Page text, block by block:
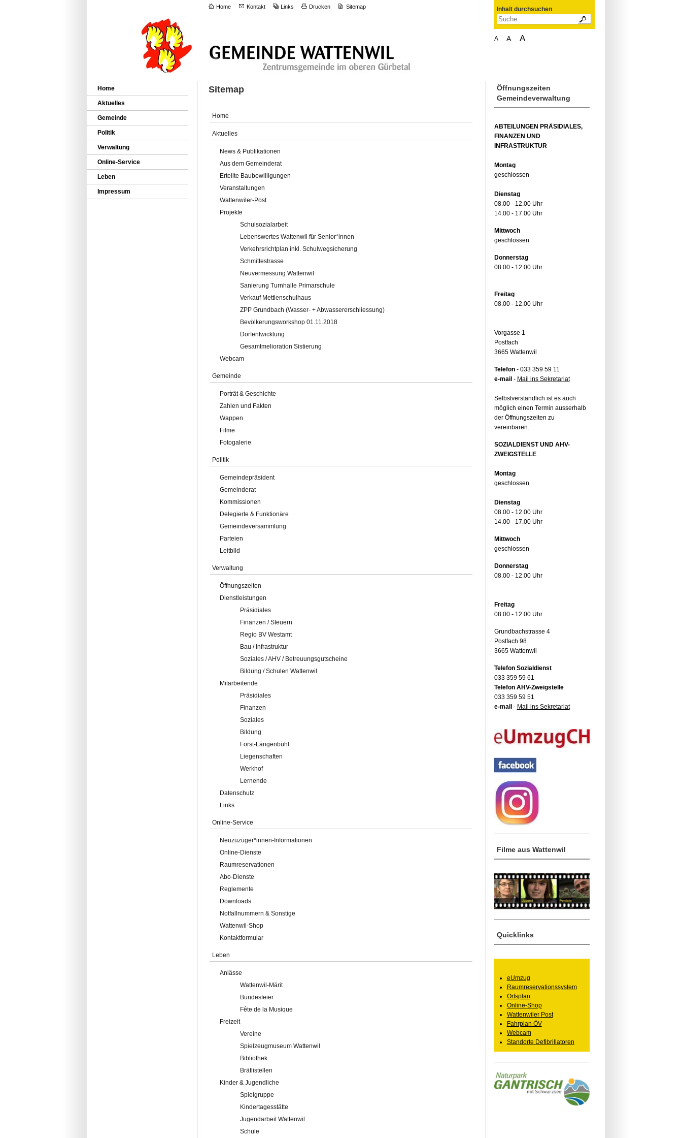
Home Kontakt Links Drucken Sitemap Inhalt durchsuchen
A A A
Home
Aktuelles
Gemeinde
Politik
Verwaltung
Online-Service
Leben
Impressum
Sitemap
Home
Aktuelles
News & Publikationen
Aus dem Gemeinderat
Erteilte Baubewilligungen
Veranstaltungen
Wattenwiler-Post
Projekte
Schulsozialarbeit
Lebenswertes Wattenwil für Senior*innen
Verkehrsrichtplan inkl. Schulwegsicherung
Schmittestrasse
Neuvermessung Wattenwil
Sanierung Turnhalle Primarschule
Verkauf Mettlenschulhaus
ZPP Grundbach (Wasser- + Abwassererschliessung)
Bevölkerungsworkshop 01.11.2018
Dorfentwicklung
Gesamtmelioration Sistierung
Webcam
Gemeinde
Porträt & Geschichte
Zahlen und Fakten
Wappen
Filme
Fotogalerie
Politik
Gemeindepräsident
Gemeinderat
Kommissionen
Delegierte & Funktionäre
Gemeindeversammlung
Parteien
Leitbild
Verwaltung
Öffnungszeiten
Dienstleistungen
Präsidiales
Finanzen / Steuern
Regio BV Westamt
Bau / Infrastruktur
Soziales / AHV / Betreuungsgutscheine
Bildung / Schulen Wattenwil
Mitarbeitende
Präsidiales
Finanzen
Soziales
Bildung
Forst-Längenbühl
Liegenschaften
Werkhof
Lernende
Datenschutz
Links
Online-Service
Neuzuzüger*innen-Informationen
Online-Dienste
Raumreservationen
Abo-Dienste
Reglemente
Downloads
Notfallnummern & Sonstige
Wattenwil-Shop
Kontaktformular
Leben
Anlässe
Wattenwil-Märit
Bundesfeier
Fête de la Musique
Freizeit
Vereine
Spielzeugmuseum Wattenwil
Bibliothek
Brätlistellen
Kinder & Jugendliche
Spielgruppe
Kindertagesstätte
Jugendarbeit Wattenwil
Schule
Öffnungszeiten
Gemeindeverwaltung
ABTEILUNGEN PRÄSIDIALES,
FINANZEN UND
INFRASTRUKTUR
Montag
geschlossen
Dienstag
08.00 - 12.00 Uhr
14.00 - 17.00 Uhr
Mittwoch
geschlossen
Donnerstag
08.00 - 12.00 Uhr
Freitag
08.00 - 12.00 Uhr
Vorgasse 1
Postfach
3665 Wattenwil
Telefon- 033 359 59 11
e-mail - Mail ins Sekretariat
Selbstverständlich ist es auch
möglich einen Termin ausserhalb
der Öffnungszeiten zu
vereinbaren.
SOZIALDIENST UND AHV-
ZWEIGSTELLE
Montag
geschlossen
Dienstag
08.00 - 12.00 Uhr
14.00 - 17.00 Uhr
Mittwoch
geschlossen
Donnerstag
08.00 - 12.00 Uhr
Freitag
08.00 - 12.00 Uhr
Grundbachstrasse 4
Postfach 98
3665 Wattenwil
Telefon Sozialdienst
033 359 59 61
Telefon AHV-Zweigstelle
033 359 59 51
e-mail - Mail ins Sekretariat
Filme aus Wattenwil
Quicklinks
eUmzug
Raumreservationssystem
Ortsplan
Online-Shop
Wattenwiler Post
Fahrplan ÖV
Webcam
Standorte Defibrillatoren